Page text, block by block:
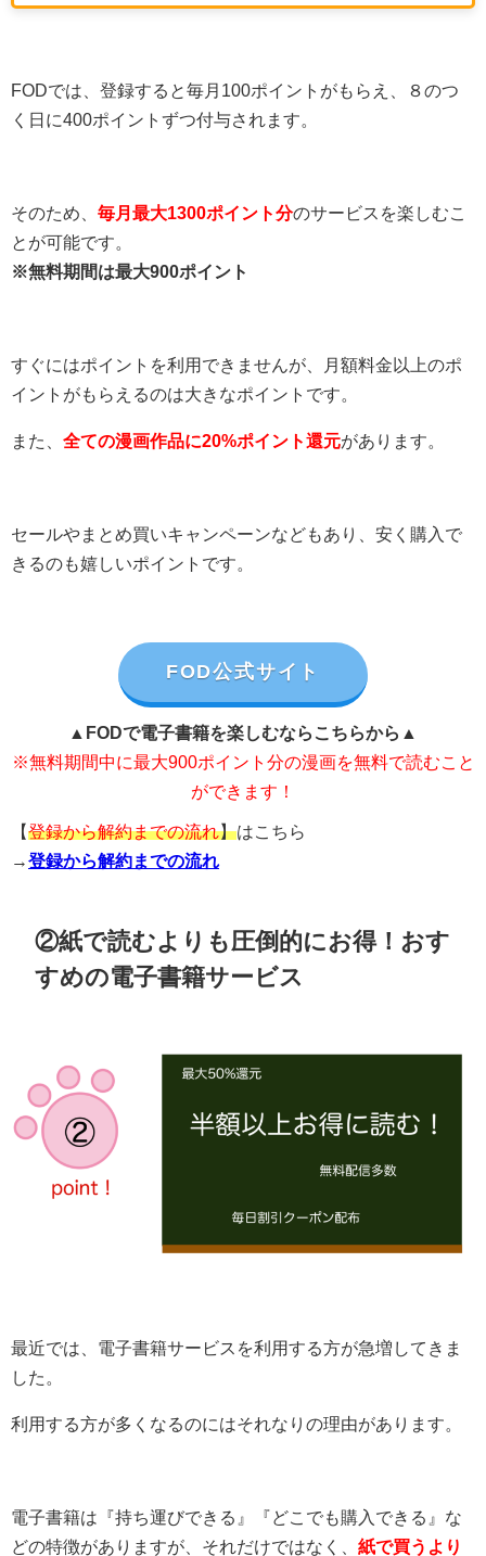
FODでは、登録すると毎月100ポイントがもらえ、８のつ
く日に400ポイントずつ付与されます。
そのため、 毎月最大1300ポイント分のサービスを楽しむこ
とが可能です。
※無料期間は最大900ポイント
すぐにはポイントを利用できませんが、月額料金以上のポ
イントがもらえるのは大きなポイントです。
また、 全ての漫画作品に20%ポイント還元があります。
セールやまとめ買いキャンペーンなどもあり、安く購入で
きるのも嬉しいポイントです。
FOD公式サイト
▲FODで電子書籍を楽しむならこちらから▲
※無料期間中に最大900ポイント分の漫画を無料で読むこと
ができます！
【登録から解約までの流れ】はこちら
→登録から解約までの流れ
②紙で読むよりも圧倒的にお得！おす
すめの電子書籍サービス
最近では、電子書籍サービスを利用する方が急増してきま
した。
利用する方が多くなるのにはそれなりの理由があります。
電子書籍は『持ち運びできる』『どこでも購入できる』な
どの特徴がありますが、それだけではなく、 紙で買うより